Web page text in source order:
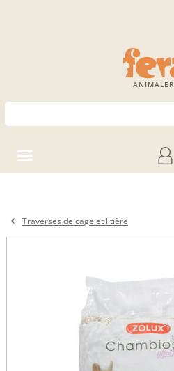
Traverses de cage et litière